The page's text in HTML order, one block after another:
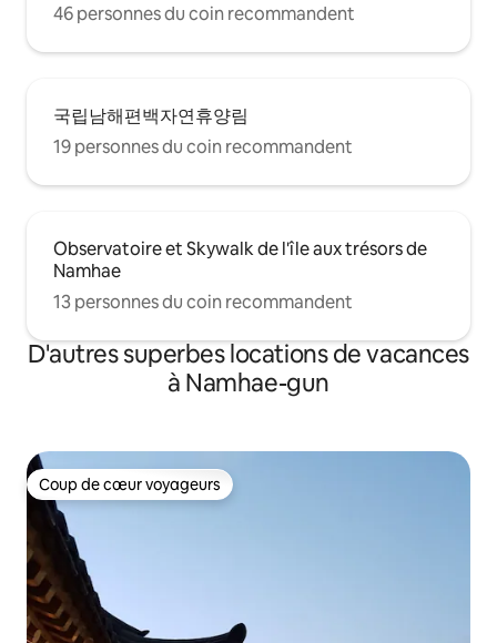
46 personnes du coin recommandent
국립남해편백자연휴양림
19 personnes du coin recommandent
Observatoire et Skywalk de l'île aux trésors de
Namhae
13 personnes du coin recommandent
D'autres superbes locations de vacances
à Namhae-gun
Coup de cœur voyageurs
Coup de cœur voyageurs